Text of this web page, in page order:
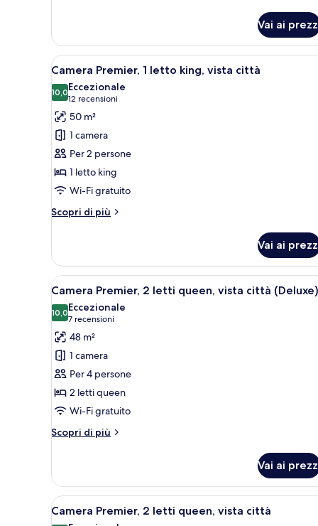
a
filo
pavimento
(Jenkins
Hill
Suite,
Mobility)
1
letto
king
divano
letto,
doccia
a
filo
pavimento
(Jenkins
Suite,
Mobility)
Vai ai
Apri
tutte
le
foto
per
Camera
Premier,
1
letto
king,
Una moderna camera
9
Camera Premier, 1 letto king, vista città
10,010,0 su 10
Eccezionale
12 recensioni
(12
recensioni)
50 m²
1 camera
Per 2 persone
1 letto king
Wi-Fi gratuito
Scopri di più
Altri
Premier,
letto
king,
vista
città
Vai ai
Apri
tutte
le
foto
per
Camera
Premier,
2
letti
queen,
(Deluxe)
Camera d'albergo con due
6
Camera Premier, 2 letti queen, vista città (Deluxe)
10,010,0 su 10
Eccezionale
7 recensioni
(7
recensioni)
48 m²
1 camera
Per 4 persone
2 letti queen
Wi-Fi gratuito
Scopri di più
Altri
Premier,
letti
queen,
Vai ai
Apri
tutte
Camera d'albergo con due
8
Camera Premier, 2 letti queen, vista città